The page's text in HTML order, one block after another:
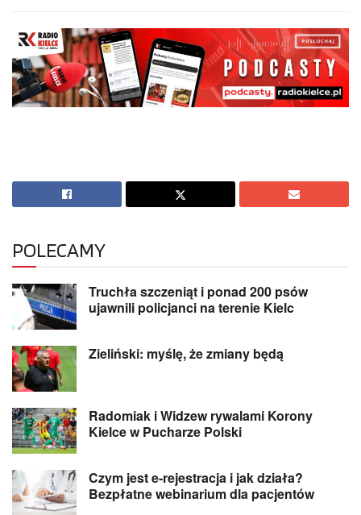
POLECAMY
Truchła szczeniąt i ponad 200 psów
ujawnili policjanci na terenie Kielc
Zieliński: myślę, że zmiany będą
Radomiak i Widzew rywalami Korony
Kielce w Pucharze Polski
Czym jest e-rejestracja i jak działa?
Bezpłatne webinarium dla pacjentów